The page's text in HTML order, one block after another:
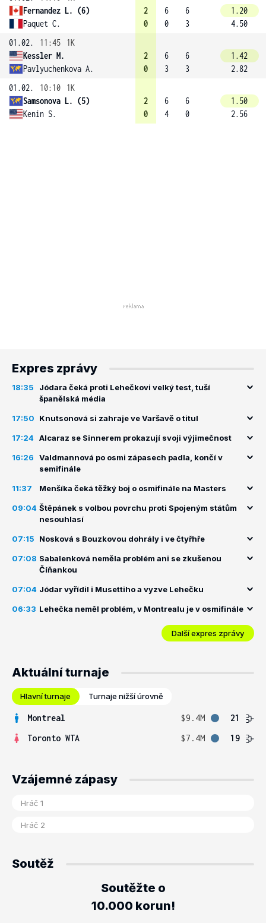
Fernandez L. (6)
Paquet C.
2
0
6
0
6
3
1.20
4.50
01.02.
11:45
1K
Kessler M.
Pavlyuchenkova A.
2
0
6
3
6
3
1.42
2.82
01.02.
10:10
1K
Samsonova L. (5)
Kenin S.
2
0
6
4
6
0
1.50
2.56
Expres zprávy
18:35
Jódara čeká proti Lehečkovi velký test, tuší
španělská média
17:50 Knutsonová si zahraje ve Varšavě o titul
17:24 Alcaraz se Sinnerem prokazují svoji výjimečnost
16:26
Valdmannová po osmi zápasech padla, končí v
semifinále
11:37 Menšíka čeká těžký boj o osmifinále na Masters
09:04 Štěpánek s volbou povrchu proti Spojeným státům
nesouhlasí
07:15 Nosková s Bouzkovou dohrály i ve čtyřhře
07:08 Sabalenková neměla problém ani se zkušenou
Číňankou
07:04 Jódar vyřídil i Musettiho a vyzve Lehečku
06:33 Lehečka neměl problém, v Montrealu je v osmifinále
Další expres zprávy
Aktuální turnaje
Hlavní turnaje Turnaje nižší úrovně
Montreal $9.4M
21
Toronto WTA
$7.4M 19
Vzájemné zápasy
Soutěž
Soutěžte o
10.000 korun!